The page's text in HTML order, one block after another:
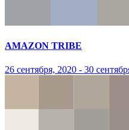
AMAZON TRIBE
26 сентября, 2020 - 30